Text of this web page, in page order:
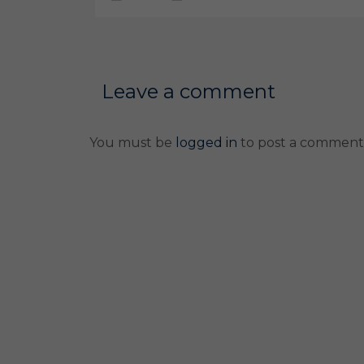
Leave a comment
You must be logged in to post a